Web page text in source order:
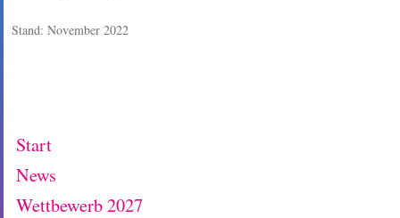
Stand: November 2022
Start
News
Wettbewerb 2027